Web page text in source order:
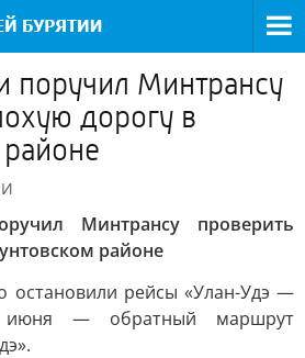
поручил Минтрансу
дорогу в
Минтрансу проверить
районе
остановили рейсы «Улан-Удэ —
июня — обратный маршрут